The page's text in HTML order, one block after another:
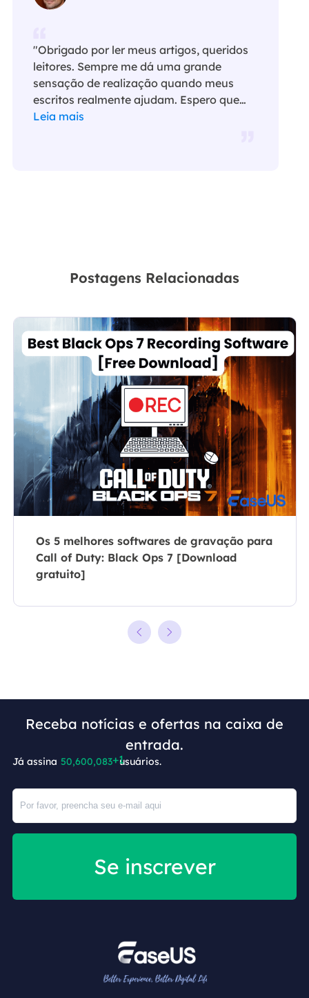
"Obrigado por ler meus artigos, queridos
leitores. Sempre me dá uma grande
sensação de realização quando meus
escritos realmente ajudam. Espero que
gostem de sua estadia no EaseUS e
Leia mais
Postagens Relacionadas
Os 5 melhores softwares de gravação para
Call of Duty: Black Ops 7 [Download
gratuito]
Receba notícias e ofertas na caixa de
entrada.
Já assina 50,600,084 usuários.
Se inscrever